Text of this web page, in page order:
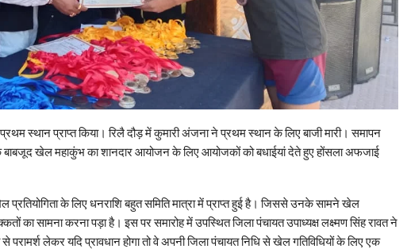
स्थान प्राप्त किया। रिलै दौड़ में कुमारी अंजना ने प्रथम स्थान के लिए बाजी मारी। समापन
बाबजूद खेल महाकुंभ का शानदार आयोजन के लिए आयोजकों को बधाईयां देते हुए होंसला अफजाई
के लिए धनराशि बहुत समिति मात्रा में प्राप्त हुई है। जिससे उनके सामने खेल
का सामना करना पड़ा है। इस पर समारोह में उपस्थित जिला पंचायत उपाध्यक्ष लक्ष्मण सिंह रावत ने
परामर्श लेकर यदि प्रावधान होगा तो वे अपनी जिला पंचायत निधि से खेल गतिविधियों के लिए एक